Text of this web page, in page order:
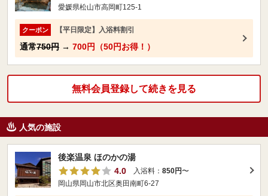
愛媛県松山市高岡町125-1
クーポン 【平日限定】入浴料割引
通常750円 → 700円（50円お得！）
無料会員登録して続きを見る
人気の施設
後楽温泉 ほのかの湯
4.0
入浴料： 850円〜
岡山県岡山市北区奥田南町6-27